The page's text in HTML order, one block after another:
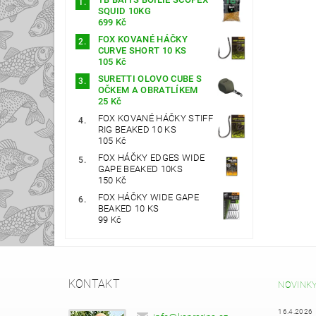
SQUID 10KG
699 Kč
FOX KOVANÉ HÁČKY
CURVE SHORT 10 KS
105 Kč
SURETTI OLOVO CUBE S
OČKEM A OBRATLÍKEM
25 Kč
FOX KOVANÉ HÁČKY STIFF
RIG BEAKED 10 KS
105 Kč
FOX HÁČKY EDGES WIDE
GAPE BEAKED 10KS
150 Kč
FOX HÁČKY WIDE GAPE
BEAKED 10 KS
99 Kč
KONTAKT
16.4.2026